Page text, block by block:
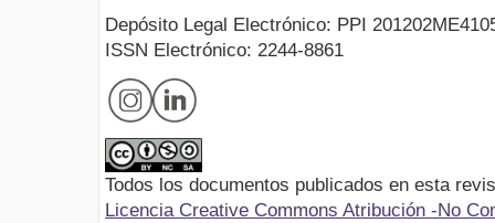
Depósito Legal Electrónico: PPI
ISSN Electrónico: 2244-8861
Todos los documentos publicados en esta
Licencia Creative Commons Atribución -No